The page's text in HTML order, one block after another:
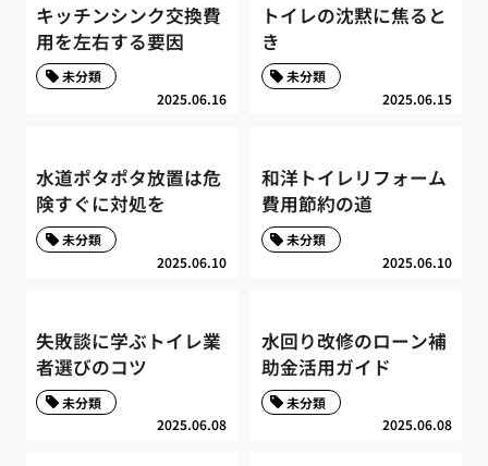
キッチンシンク交換費
用を左右する要因
2025.06.16
未分類
トイレの沈黙に焦ると
き
2025.06.15
未分類
水道ポタポタ放置は危
険すぐに対処を
2025.06.10
未分類
和洋トイレリフォーム
費用節約の道
2025.06.10
未分類
失敗談に学ぶトイレ業
者選びのコツ
2025.06.08
未分類
水回り改修のローン補
助金活用ガイド
2025.06.08
未分類